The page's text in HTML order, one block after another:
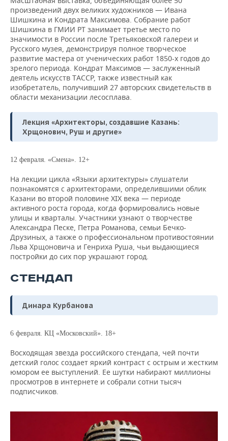
произведений двух великих художников — Ивана
Шишкина и Кондрата Максимова. Собрание работ
Шишкина в ГМИИ РТ занимает третье место по
значимости в России после Третьяковской галереи и
Русского музея, демонстрируя полное творческое
развитие мастера от ученических работ 1850-х годов до
зрелого периода. Кондрат Максимов — заслуженный
деятель искусств ТАССР, также известный как
изобретатель, получивший 27 авторских свидетельств в
области механизации лесосплава.
Лекция «Архитекторы, создавшие Казань:
Хрщонович, Руш и другие»
12 февраля. «Смена». 12+
На лекции цикла «Языки архитектуры» слушатели
познакомятся с архитекторами, определившими облик
Казани во второй половине XIX века — периоде
активного роста города, когда формировались новые
улицы и кварталы. Участники узнают о творчестве
Александра Песке, Петра Романова, семьи Бечко-
Друзиных, а также о профессиональном противостоянии
Льва Хрщоновича и Генриха Руша, чьи выдающиеся
постройки до сих пор украшают город.
СТЕНДАП
Динара Курбанова
6 февраля. КЦ «Московский». 18+
Восходящая звезда российского стендапа, чей почти
детский голос создает яркий контраст с острым и жестким
юмором ее выступлений. Ее шутки набирают миллионы
просмотров в интернете и собрали сотни тысяч
подписчиков.